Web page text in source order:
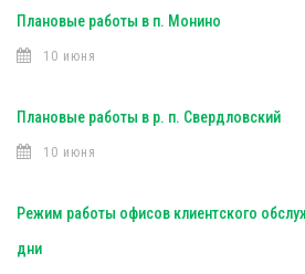
Плановые работы в п. Монино
10 июня
Плановые работы в р. п. Свердловский
10 июня
Режим работы офисов клиентского
дни